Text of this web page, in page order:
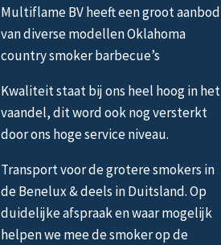
Multiflame BV heeft een groot aanbod
van diverse modellen Oklahoma
country smoker barbecue’s
Kwaliteit staat bij ons heel hoog in het
vaandel, dit word ook nog versterkt
door ons hoge service niveau.
Transport voor de grotere smokers in
de Benelux & deels in Duitsland. Op
duidelijke afspraak en waar mogelijk
helpen we mee de smoker op de